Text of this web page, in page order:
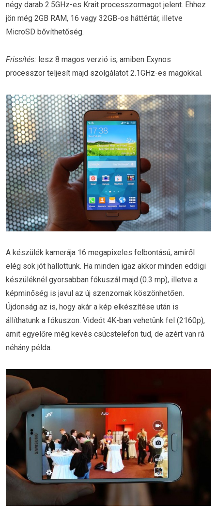
négy darab 2.5GHz-es Krait processzormagot jelent. Ehhez
jön még 2GB RAM, 16 vagy 32GB-os háttértár, illetve
MicroSD bővíthetőség.
Frissítés: lesz 8 magos verzió is, amiben Exynos
processzor teljesít majd szolgálatot 2.1GHz-es magokkal.
A készülék kamerája 16 megapixeles felbontású, amiről
elég sok jót hallottunk. Ha minden igaz akkor minden eddigi
készüléknél gyorsabban fókuszál majd (0.3 mp), illetve a
képminőség is javul az új szenzornak köszönhetően.
Újdonság az is, hogy akár a kép elkészítése után is
állíthatunk a fókuszon. Videót 4K-ban vehetünk fel (2160p),
amit egyelőre még kevés csúcstelefon tud, de azért van rá
néhány példa.